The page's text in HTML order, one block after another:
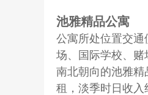
池雅精品公寓
公寓所处位置交
场、国际学校、赌
南北朝向的池雅
租，淡季时日收入